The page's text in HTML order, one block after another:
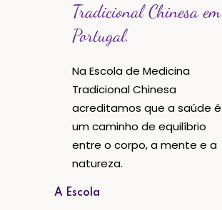
Tradicional Chinesa em
Portugal.
Na Escola de Medicina
Tradicional Chinesa
acreditamos que a saúde é
um caminho de equilíbrio
entre o corpo, a mente e a
natureza.
A Escola